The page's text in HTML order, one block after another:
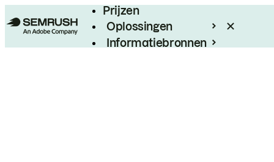
Prijzen
Oplossingen
Informatiebronnen